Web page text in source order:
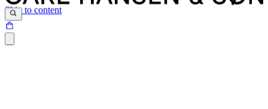
Skip to content